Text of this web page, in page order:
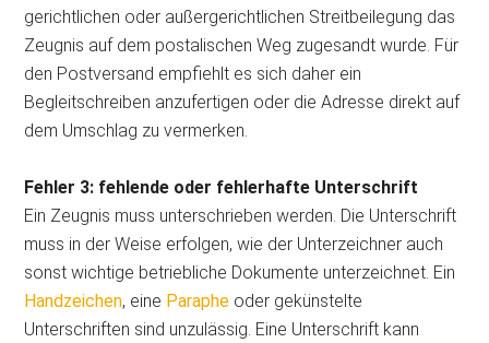
gerichtlichen oder außergerichtlichen Streitbeilegung das
Zeugnis auf dem postalischen Weg zugesandt wurde. Für
den Postversand empfiehlt es sich daher ein
Begleitschreiben anzufertigen oder die Adresse direkt auf
dem Umschlag zu vermerken.
Fehler 3: fehlende oder fehlerhafte Unterschrift
Ein Zeugnis muss unterschrieben werden. Die Unterschrift
muss in der Weise erfolgen, wie der Unterzeichner auch
sonst wichtige betriebliche Dokumente unterzeichnet. Ein
Handzeichen, eine Paraphe oder gekünstelte
Unterschriften sind unzulässig. Eine Unterschrift kann